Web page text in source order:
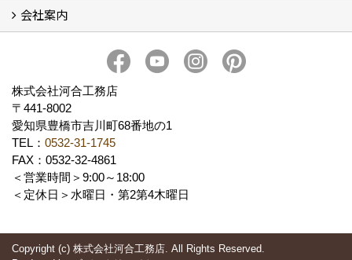
Appetizer(ショールーム)
Appetizer(レンタルスペース)
会社案内
社長 河合智之の想い
求人情報 Recruit
株式会社河合工務店
〒441-8002
愛知県豊橋市吉川町68番地の1
TEL： 0532-31-1745
FAX：0532-32-4861
＜営業時間＞9:00～18:00
＜定休日＞水曜日・第2第4木曜日
Copyright (c) 株式会社河合工務店. All Rights Reserved.